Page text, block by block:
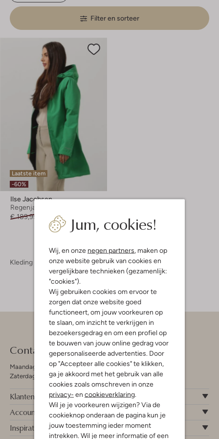
Jum, cookies!
Wij, en onze negen partners, maken op
onze website gebruik van cookies en
vergelijkbare technieken (gezamenlijk:
"cookies").
Wij gebruiken cookies om ervoor te
zorgen dat onze website goed
functioneert, om jouw voorkeuren op
te slaan, om inzicht te verkrijgen in
bezoekersgedrag en om een profiel op
te bouwen van jouw online gedrag voor
gepersonaliseerde advertenties. Door
op "Accepteer alle cookies" te klikken,
ga je akkoord met het gebruik van alle
cookies zoals omschreven in onze
privacy- en cookieverklaring.
Wil je je voorkeuren wijzigen? Via de
cookieknop onderaan de pagina kun je
jouw toestemming ieder moment
intrekken. Wil je meer informatie of een
Filter en sorteer
Laatste item
-60%
Ilse Jacobsen
Regenjas
€ 189,95
€ 75,99
Kleding Dameskleding
Contact
Maandag - Vrijdag 09:00 - 19:00 uur
Zaterdag 09:00 - 17:00 uur
Klantenservice
Account
Inspiratie